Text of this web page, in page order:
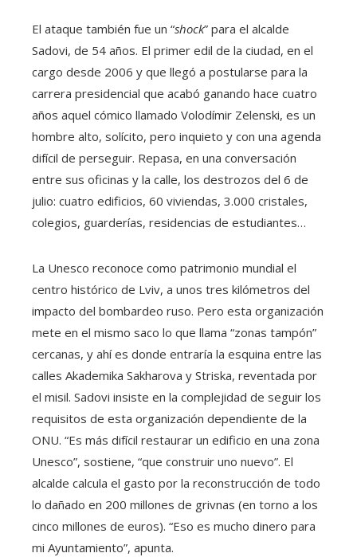
El ataque también fue un “shock” para el alcalde
Sadovi, de 54 años. El primer edil de la ciudad, en el
cargo desde 2006 y que llegó a postularse para la
carrera presidencial que acabó ganando hace cuatro
años aquel cómico llamado Volodímir Zelenski, es un
hombre alto, solícito, pero inquieto y con una agenda
difícil de perseguir. Repasa, en una conversación
entre sus oficinas y la calle, los destrozos del 6 de
julio: cuatro edificios, 60 viviendas, 3.000 cristales,
colegios, guarderías, residencias de estudiantes…
La Unesco reconoce como patrimonio mundial el
centro histórico de Lviv, a unos tres kilómetros del
impacto del bombardeo ruso. Pero esta organización
mete en el mismo saco lo que llama “zonas tampón”
cercanas, y ahí es donde entraría la esquina entre las
calles Akademika Sakharova y Striska, reventada por
el misil. Sadovi insiste en la complejidad de seguir los
requisitos de esta organización dependiente de la
ONU. “Es más difícil restaurar un edificio en una zona
Unesco”, sostiene, “que construir uno nuevo”. El
alcalde calcula el gasto por la reconstrucción de todo
lo dañado en 200 millones de grivnas (en torno a los
cinco millones de euros). “Eso es mucho dinero para
mi Ayuntamiento”, apunta.